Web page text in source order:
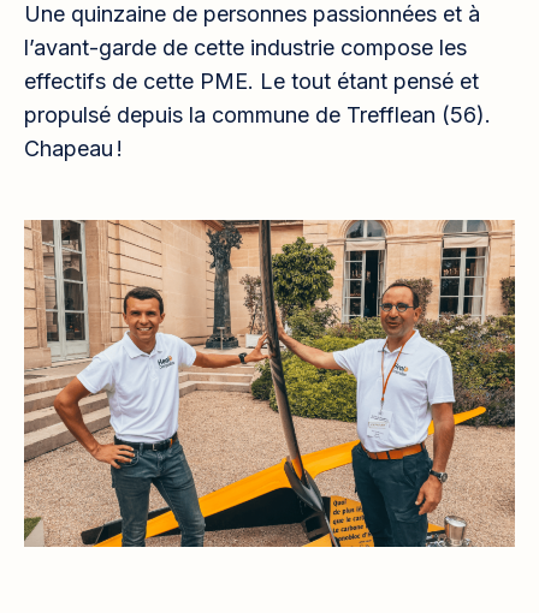
Une quinzaine de personnes passionnées et à
l’avant-garde de cette industrie compose les
effectifs de cette PME. Le tout étant pensé et
propulsé depuis la commune de Trefflean (56).
Chapeau !